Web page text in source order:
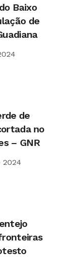
Baixo
de
de
no
– GNR
2024